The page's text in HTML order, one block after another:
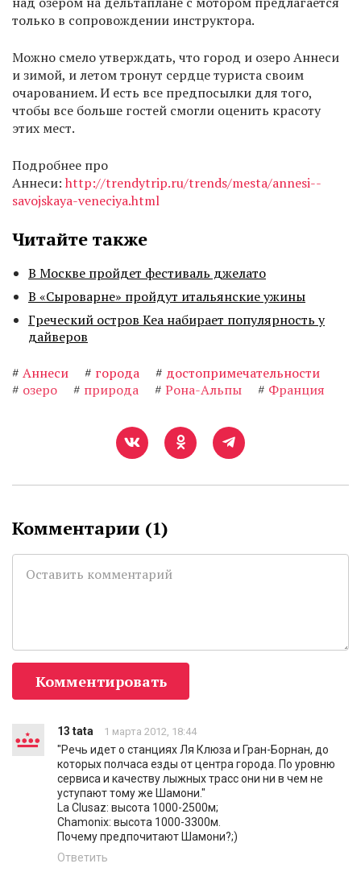
только в сопровождении инструктора.
Можно смело утверждать, что город и озеро Аннеси
и зимой, и летом тронут сердце туриста своим
очарованием. И есть все предпосылки для того,
чтобы все больше гостей смогли оценить красоту
этих мест.
Подробнее про
Аннеси: http://trendytrip.ru/trends/mesta/annesi--
savojskaya-veneciya.html
Читайте также
В Москве пройдет фестиваль джелато
В «Сыроварне» пройдут итальянские ужины
Греческий остров Кеа набирает популярность у
дайверов
# Аннеси # города # достопримечательности
# озеро # природа # Рона-Альпы # Франция
Комментарии (1)
Комментировать
13 tata 1 марта 2012, 18:44
"Речь идет о станциях Ля Клюза и Гран-Борнан, до
которых полчаса езды от центра города. По уровню
сервиса и качеству лыжных трасс они ни в чем не
уступают тому же Шамони."
La Clusaz: высота 1000-2500м;
Chamonix: высота 1000-3300м.
Почему предпочитают Шамони?;)
Ответить